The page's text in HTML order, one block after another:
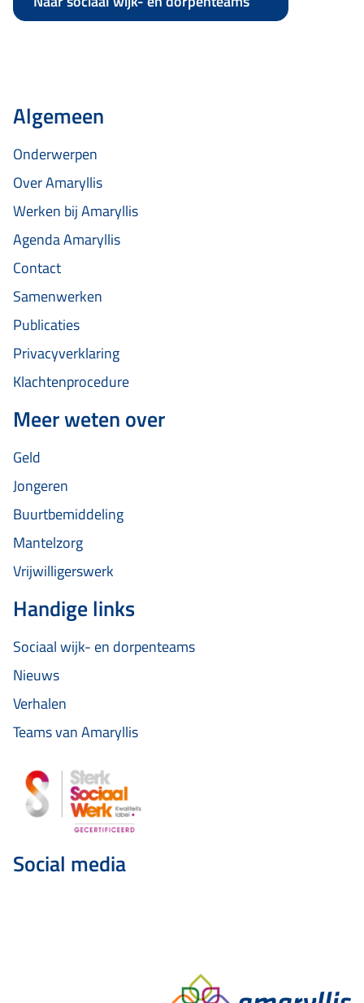
Algemeen
Onderwerpen
Over Amaryllis
Werken bij Amaryllis
Agenda Amaryllis
Contact
Samenwerken
Publicaties
Privacyverklaring
Klachtenprocedure
Meer weten over
Geld
Jongeren
Buurtbemiddeling
Mantelzorg
Vrijwilligerswerk
Handige links
Sociaal wijk- en dorpenteams
Nieuws
Verhalen
Teams van Amaryllis
Social media